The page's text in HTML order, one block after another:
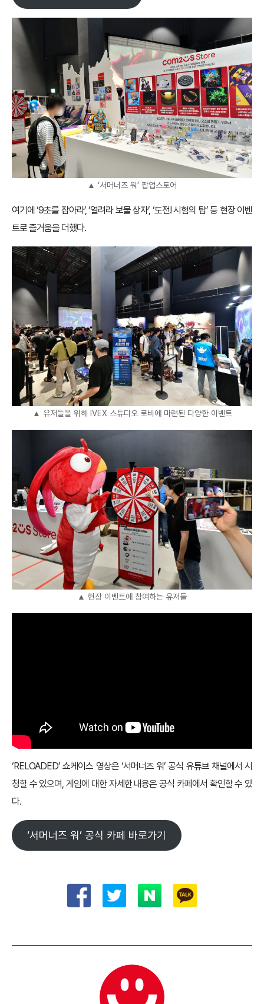
▲ ‘서머너즈 워’ 팝업스토어
여기에 ‘9초를 잡아라’, ‘열려라 보물 상자’, ‘도전! 시험의 탑’ 등 현장 이벤
트로 즐거움을 더했다.
▲ 유저들을 위해 IVEX 스튜디오 로비에 마련된 다양한 이벤트
▲ 현장 이벤트에 참여하는 유저들
‘RELOADED’ 쇼케이스 영상은 ‘서머너즈 워’ 공식 유튜브 채널에서 시
청할 수 있으며, 게임에 대한 자세한 내용은 공식 카페에서 확인할 수 있
다.
‘서머너즈 워’ 공식 카페 바로가기